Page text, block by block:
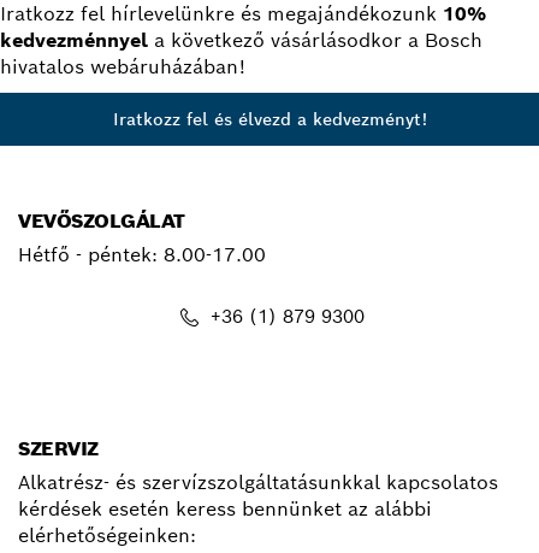
Iratkozz fel hírlevelünkre és megajándékozunk 10%
kedvezménnyel a következő vásárlásodkor a Bosch
hivatalos webáruházában!
Iratkozz fel és élvezd a kedvezményt!
VEVŐSZOLGÁLAT
Hétfő - péntek: 8.00-17.00
+36 (1) 879 9300
SZERVIZ
Alkatrész- és szervízszolgáltatásunkkal kapcsolatos
kérdések esetén keress bennünket az alábbi
elérhetőségeinken: